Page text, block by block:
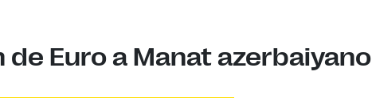
Euro a Manat azerbaiyano